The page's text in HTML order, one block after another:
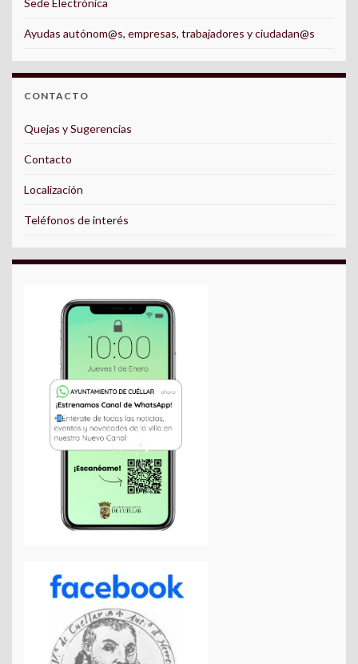
Sede Electrónica
Ayudas autónom@s, empresas, trabajadores y ciudadan@s
CONTACTO
Quejas y Sugerencias
Contacto
Localización
Teléfonos de interés